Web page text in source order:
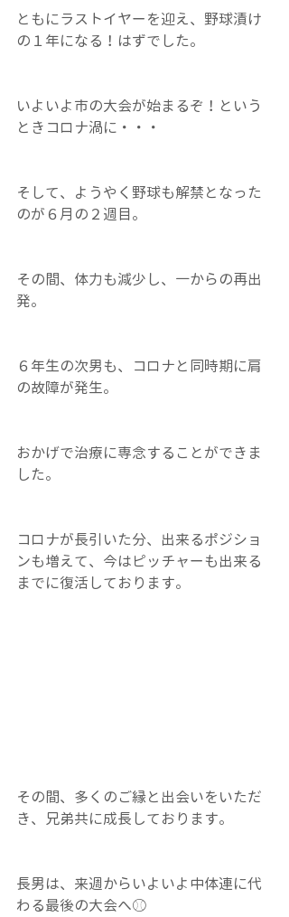
ともにラストイヤーを迎え、野球漬け
の１年になる！はずでした。
いよいよ市の大会が始まるぞ！という
ときコロナ渦に・・・
そして、ようやく野球も解禁となった
のが６月の２週目。
その間、体力も減少し、一からの再出
発。
６年生の次男も、コロナと同時期に肩
の故障が発生。
おかげで治療に専念することができま
した。
コロナが長引いた分、出来るポジショ
ンも増えて、今はピッチャーも出来る
までに復活しております。
その間、多くのご縁と出会いをいただ
き、兄弟共に成長しております。
長男は、来週からいよいよ中体連に代
わる最後の大会へ⚾